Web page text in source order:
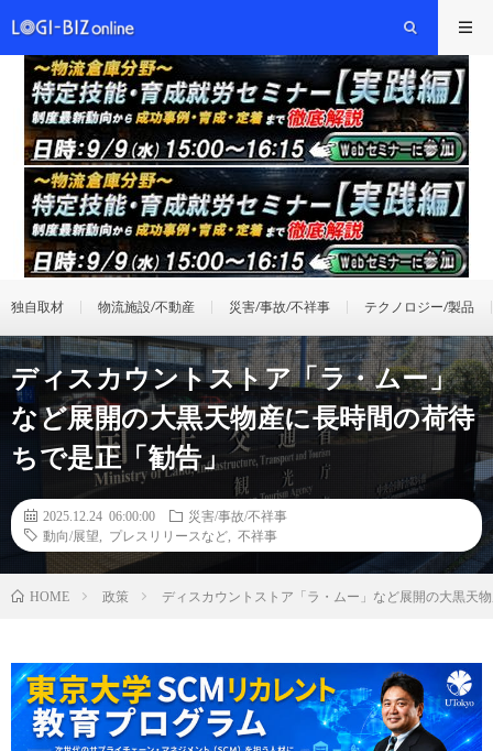
独自取材 物流施設/不動産 災害/事故/不祥事 テクノロジー/製品
ディスカウントストア「ラ・ムー」
など展開の大黒天物産に長時間の荷待
ちで是正「勧告」
2025.12.24 06:00:00
災害/事故/不祥事
動向/展望
プレスリリースなど 不祥事
HOME 政策 ディスカウントストア「ラ・ムー」など展開の大黒天